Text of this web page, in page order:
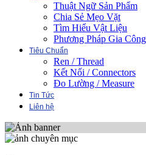
Thuật Ngữ Sản Phẩm
Chia Sẻ Mẹo Vặt
Tìm Hiểu Vật Liệu
Phương Pháp Gia Công
Tiêu Chuẩn
Ren / Thread
Kết Nối / Connectors
Đo Lường / Measure
Tin Tức
Liên hệ